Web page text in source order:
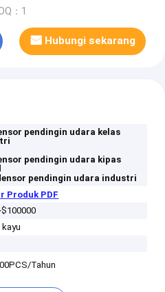
：1
Hubungi sekarang
pendingin udara kelas
pendingin udara kipas
pendingin udara industri
Produk PDF
Tahun